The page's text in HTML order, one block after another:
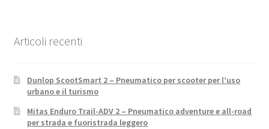
Articoli recenti
Dunlop ScootSmart 2 – Pneumatico per scooter per l’uso
urbano e il turismo
Mitas Enduro Trail-ADV 2 – Pneumatico adventure e all-road
per strada e fuoristrada leggero